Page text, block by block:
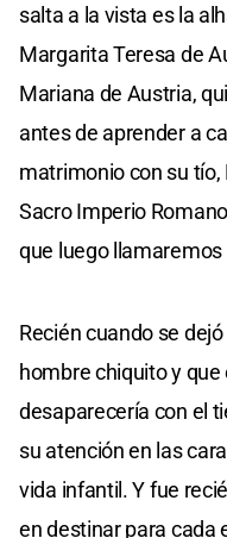
salta a la vista es la
Margarita Teresa de
Mariana de Austria,
antes de aprender a
matrimonio con su
Sacro Imperio
que luego
Recién cuando se
hombre chiquito y
desaparecería con el
su atención en las
vida infantil. Y fue
en destinar para cada